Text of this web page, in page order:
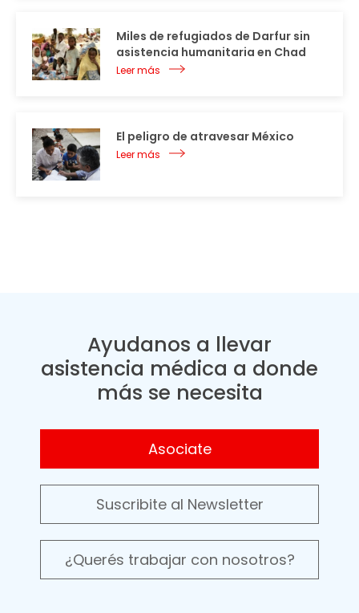
Miles de refugiados de Darfur sin
asistencia humanitaria en Chad
Leer más
El peligro de atravesar México
Leer más
Ayudanos a llevar
asistencia médica a donde
más se necesita
Asociate
Suscribite al Newsletter
¿Querés trabajar con nosotros?